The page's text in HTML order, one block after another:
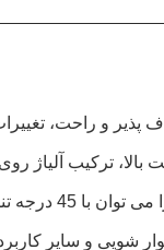
پذیر و راحت،
بالا، ترکیب آلیاژ
بیشتر، مناسب برای نور مستقیم، غیر مستقیم.
شویی و سایر